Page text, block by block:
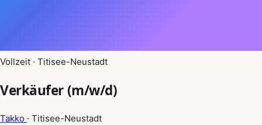
Vollzeit · Titisee-Neustadt
Verkäufer (m/w/d)
Takko · Titisee-Neustadt